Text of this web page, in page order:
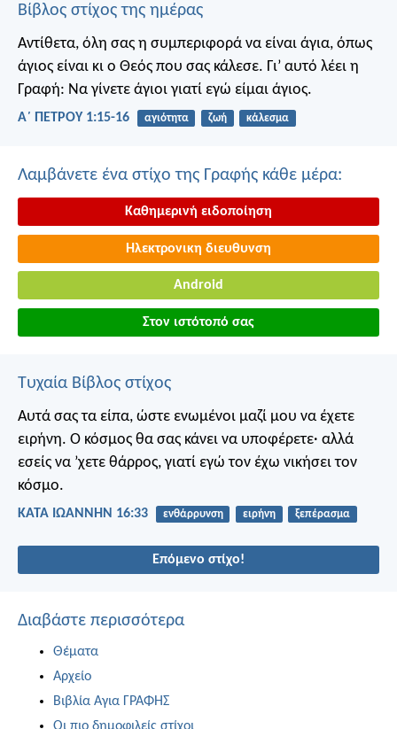
Βίβλος στίχος της ημέρας
Αντίθετα, όλη σας η συμπεριφορά να είναι άγια, όπως
άγιος είναι κι ο Θεός που σας κάλεσε. Γι’ αυτό λέει η
Γραφή: Να γίνετε άγιοι γιατί εγώ είμαι άγιος.
Α΄ ΠΕΤΡΟΥ 1:15-16 αγιότητα ζωή κάλεσμα
Λαμβάνετε ένα στίχο της Γραφής κάθε μέρα:
Καθημερινή ειδοποίηση
Ηλεκτρονικη διευθυνση
Android
Στον ιστότοπό σας
Τυχαία Βίβλος στίχος
Αυτά σας τα είπα, ώστε ενωμένοι μαζί μου να έχετε
ειρήνη. Ο κόσμος θα σας κάνει να υποφέρετε· αλλά
εσείς να ’χετε θάρρος, γιατί εγώ τον έχω νικήσει τον
κόσμο.
ΚΑΤΑ ΙΩΑΝΝΗΝ 16:33 ενθάρρυνση ειρήνη ξεπέρασμα
Επόμενο στίχο!
Διαβάστε περισσότερα
Θέματα
Αρχείο
Βιβλία Αγια ΓΡΑΦΗΣ